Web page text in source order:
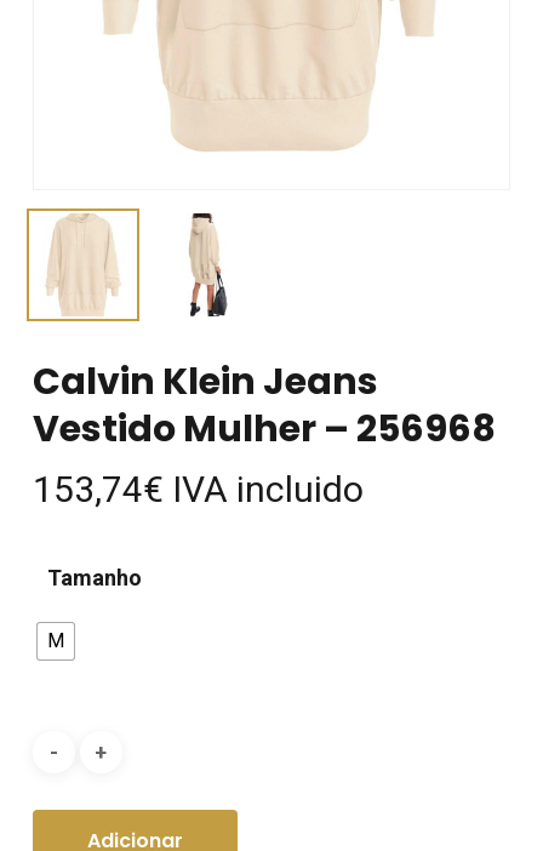
Calvin Klein Jeans
Vestido Mulher – 256968
153,74€ IVA incluido
Tamanho
M
Adicionar